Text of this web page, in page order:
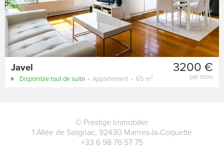
3200 €
par mois
Javel
Disponible tout de suite Appartement 65 m²
© Prestige Immobilier
1 Allée de Salignac, 92430 Marnes-la-Coquette
+33 6 98 76 57 75